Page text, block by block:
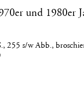
und 1980er
255 s/w Abb.,